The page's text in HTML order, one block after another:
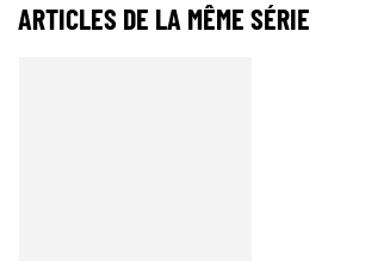
ARTICLES DE LA MÊME SÉRIE